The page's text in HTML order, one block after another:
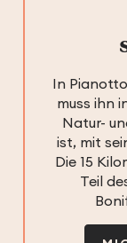
In
muss ihn
Natur-
ist, mit
Die 15
Teil